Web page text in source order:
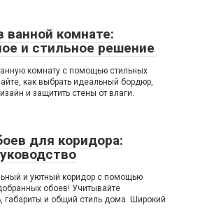
ванной комнате:
и стильное решение
комнату с помощью стильных
как выбрать идеальный бордюр,
и защитить стены от влаги.
для коридора:
и уютный коридор с помощью
обоев! Учитывайте
габариты и общий стиль дома. Широкий